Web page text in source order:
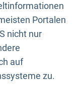
Portalen
nicht nur
auf
zu.